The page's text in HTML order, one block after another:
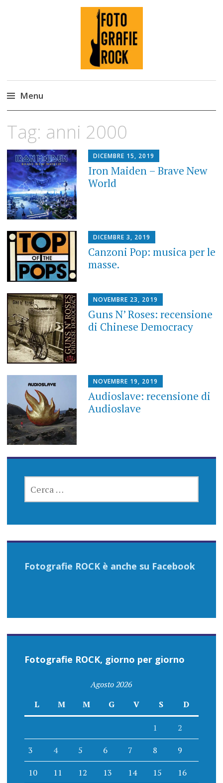
Fotografie ROCK
Menu
content
Tag: anni 2000
DICEMBRE 15, 2019
Iron Maiden – Brave New
World
DICEMBRE 3, 2019
Canzoni Pop: musica per le
masse.
NOVEMBRE 23, 2019
Guns N’ Roses: recensione
di Chinese Democracy
NOVEMBRE 19, 2019
Audioslave: recensione di
Audioslave
PER:
Fotografie ROCK è anche su Facebook
Fotografie ROCK, giorno per giorno
Agosto 2026
L
M M G V S D
1 2
3 4 5 6 7 8 9
10 11 12 13 14 15 16